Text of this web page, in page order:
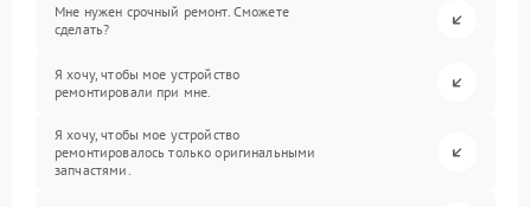
Мне нужен срочный ремонт. Сможете
сделать?
Я хочу, чтобы мое устройство
ремонтировали при мне.
Я хочу, чтобы мое устройство
ремонтировалось только оригинальными
запчастями.